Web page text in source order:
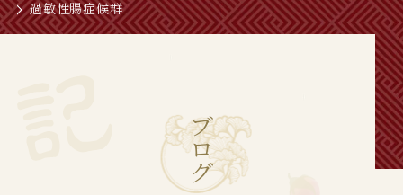
過敏性腸症候群
ブ
ロ
グ